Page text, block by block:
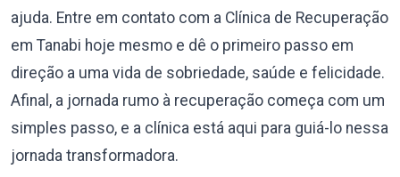
ajuda. Entre em contato com a Clínica de Recuperação
em Tanabi hoje mesmo e dê o primeiro passo em
direção a uma vida de sobriedade, saúde e felicidade.
Afinal, a jornada rumo à recuperação começa com um
simples passo, e a clínica está aqui para guiá-lo nessa
jornada transformadora.